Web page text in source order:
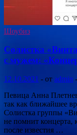
Шоубиз
Солистка
с мужем:
12.10.2021 - от admin -
Певица Анна
так как ближайшее
Солистка группы
не помнит концерта,
после известия …